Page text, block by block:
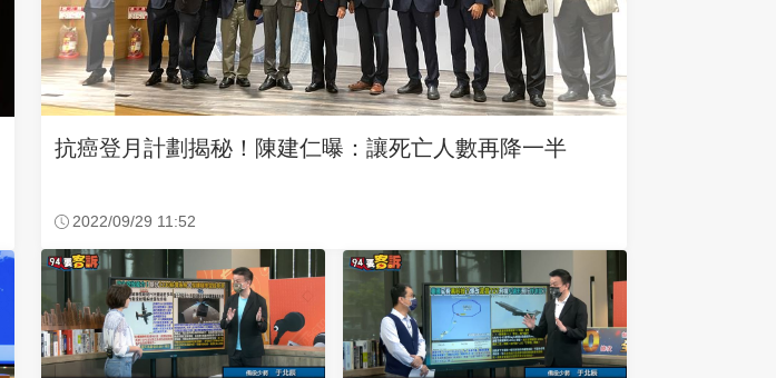
抗癌登月計劃揭秘！陳建仁曝：讓死亡人數再降一半
2022/09/29 11:52